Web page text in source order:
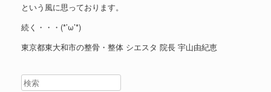
という風に思っております。
続く・・・(*’ω’*)
東京都東大和市の整骨・整体 シエスタ 院長 宇山由紀恵